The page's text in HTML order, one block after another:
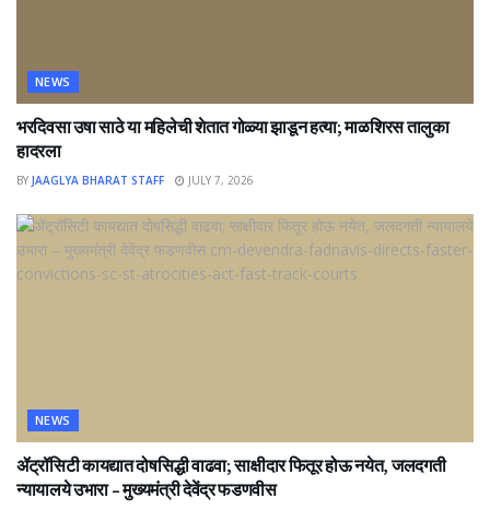
NEWS
भरदिवसा उषा साठे या महिलेची शेतात गोळ्या झाडून हत्या; माळशिरस तालुका
हादरला
BY JAAGLYA BHARAT STAFF JULY 7, 2026
NEWS
ॲट्रॉसिटी कायद्यात दोषसिद्धी वाढवा; साक्षीदार फितूर होऊ नयेत, जलदगती
न्यायालये उभारा – मुख्यमंत्री देवेंद्र फडणवीस